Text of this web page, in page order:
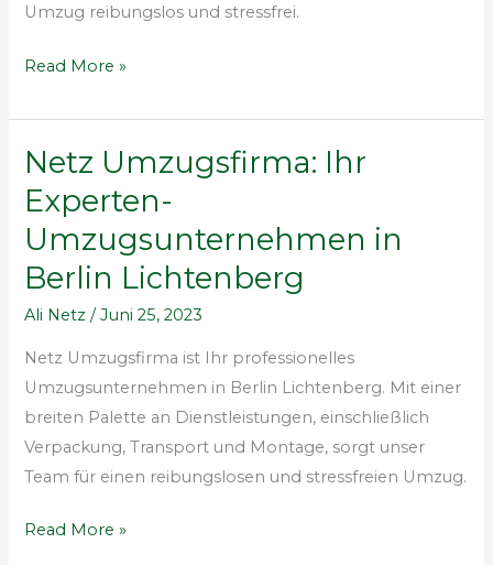
Umzug reibungslos und stressfrei.
Read More »
Netz Umzugsfirma: Ihr
Experten-
Umzugsunternehmen in
Berlin Lichtenberg
Ali Netz/Juni 25, 2023
Netz Umzugsfirma ist Ihr professionelles
Umzugsunternehmen in Berlin Lichtenberg. Mit einer
breiten Palette an Dienstleistungen, einschließlich
Verpackung, Transport und Montage, sorgt unser
Team für einen reibungslosen und stressfreien Umzug.
Netz
Umzugsfirma:
Ihr
Experten-
Umzugsunternehmen
in
Lichtenberg
Read More »